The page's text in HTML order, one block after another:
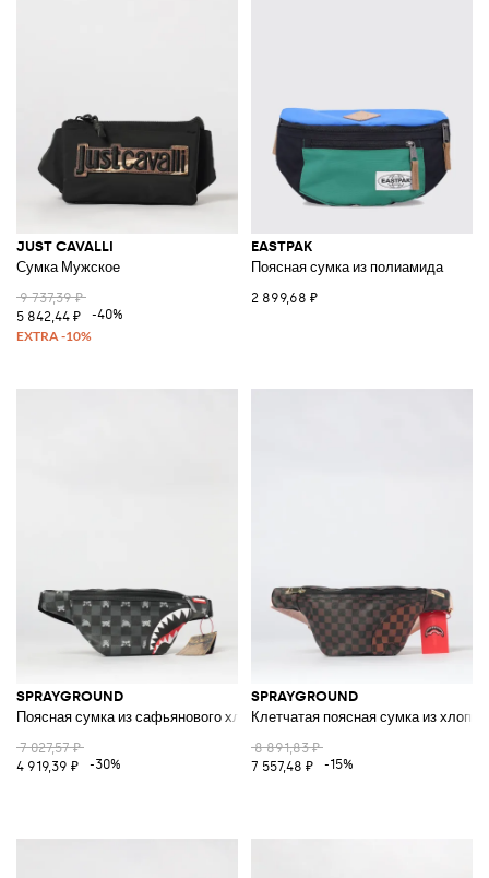
JUST CAVALLI
Сумка Мужское
9 737,39 ₽
5 842,44 ₽
-40%
EASTPAK
Поясная сумка из полиамида
2 899,68 ₽
SPRAYGROUND
Поясная сумка из сафьянового хлопка в клетку
7 027,57 ₽
4 919,39 ₽
-30%
SPRAYGROUND
Клетчатая поясная сумка из
8 891,83 ₽
7 557,48 ₽
-15%